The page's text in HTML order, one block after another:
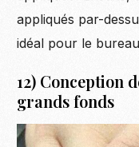
appliqués par-
idéal pour le
12) Conception
grands fonds